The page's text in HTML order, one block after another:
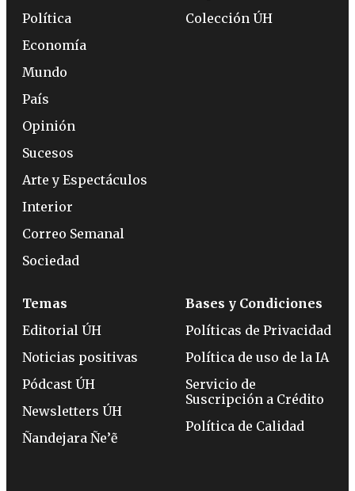
Política
Economía
Mundo
País
Opinión
Sucesos
Arte y Espectáculos
Interior
Correo Semanal
Sociedad
Colección ÚH
Temas
Editorial ÚH
Noticias positivas
Pódcast ÚH
Newsletters ÚH
Ñandejara Ñe’ẽ
Bases y Condiciones
Políticas de Privacidad
Política de uso de la IA
Servicio de
Suscripción a Crédito
Política de Calidad